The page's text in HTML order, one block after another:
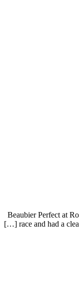
Beaubier Perfect at
race and had a